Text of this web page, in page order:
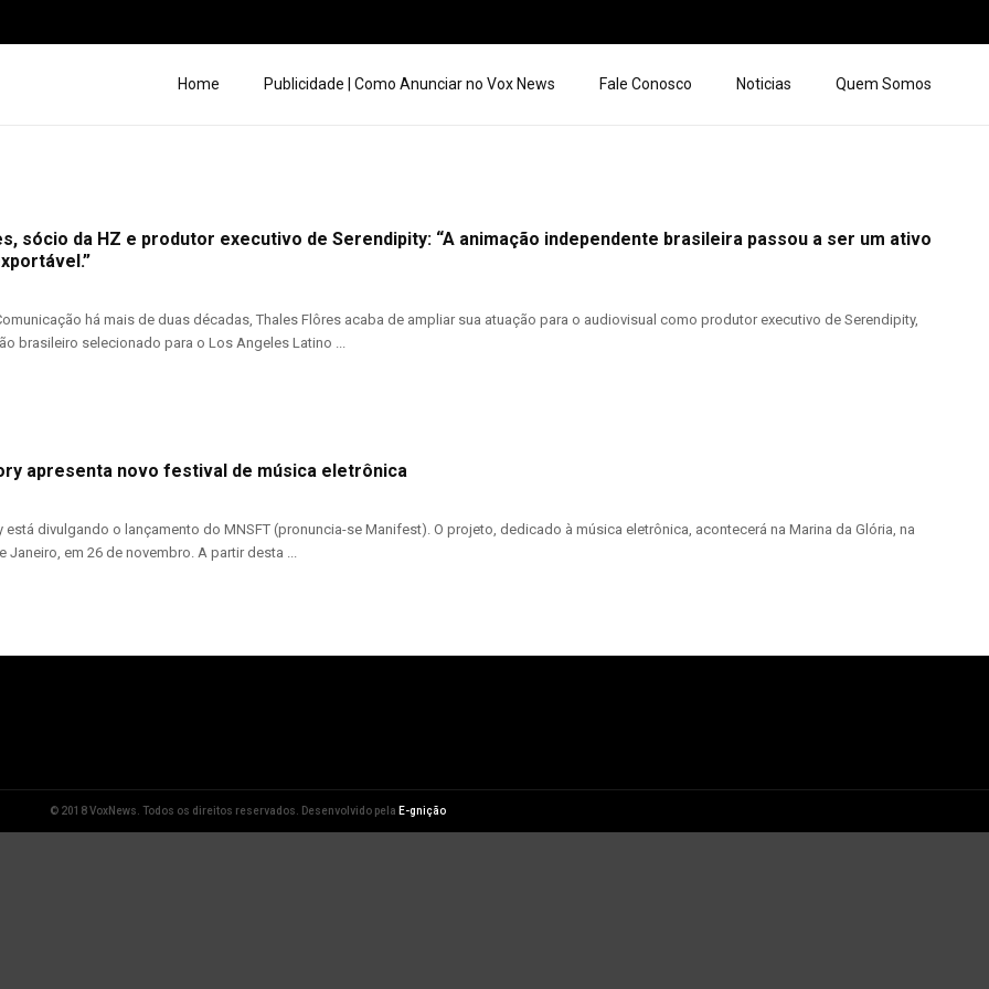
Home Publicidade | Como Anunciar no Vox News Fale Conosco Noticias Quem Somos
sócio da HZ e produtor executivo de Serendipity: “A animação independente brasileira passou a ser um ativo
há mais de duas décadas, Thales Flôres acaba de ampliar sua atuação para o audiovisual como produtor executivo de Serendipity,
brasileiro selecionado para o Los Angeles Latino ...
apresenta novo festival de música eletrônica
está divulgando o lançamento do MNSFT (pronuncia-se Manifest). O projeto, dedicado à música eletrônica, acontecerá na Marina da Glória, na
Janeiro, em 26 de novembro. A partir desta ...
© 2018 VoxNews. Todos os direitos reservados. Desenvolvido pela E-gnição